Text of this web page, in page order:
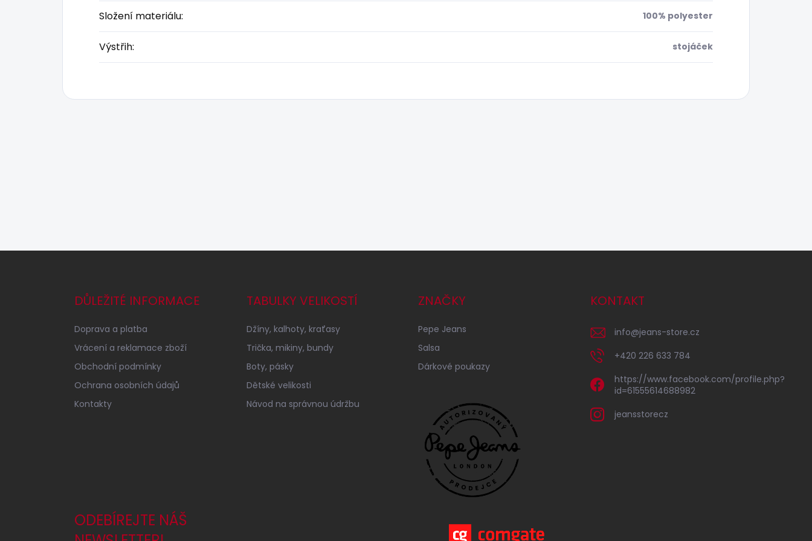
Složení materiálu: 100% polyester
Výstřih: stojáček
DŮLEŽITÉ INFORMACE
Doprava a platba
Vrácení a reklamace zboží
Obchodní podmínky
Ochrana osobních údajů
Kontakty
TABULKY VELIKOSTÍ
Džíny, kalhoty, kraťasy
Trička, mikiny, bundy
Boty, pásky
Dětské velikosti
Návod na správnou údržbu
ZNAČKY
Pepe Jeans
Salsa
Dárkové poukazy
KONTAKT
info@jeans-store.cz
+420 226 633 784
https://www.facebook.com/profile.php?
id=61555614688982
jeansstorecz
ODEBÍREJTE NÁŠ